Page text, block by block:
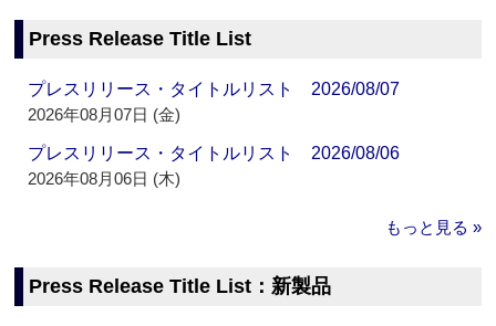
Press Release Title List
プレスリリース・タイトルリスト 2026/08/07
2026年08月07日 (金)
プレスリリース・タイトルリスト 2026/08/06
2026年08月06日 (木)
もっと見る »
Press Release Title List：新製品